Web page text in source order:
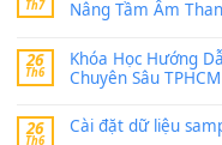
bác ơi cho em hỏi
MinhTuan89
30 Tháng 9, 2025